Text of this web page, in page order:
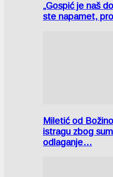
„Gospić je naš
ste napamet,
Miletić od
istragu zbog
odlaganje…